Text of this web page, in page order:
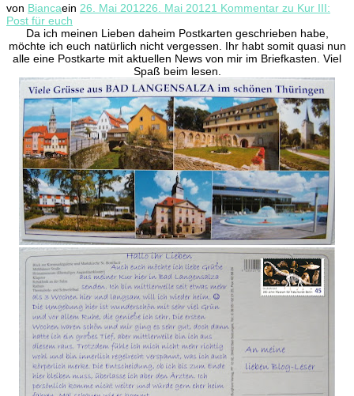
von Biancaein 26. Mai 201226. Mai 20121 Kommentar zu Kur III:
Post für euch
Da ich meinen Lieben daheim Postkarten geschrieben habe,
möchte ich euch natürlich nicht vergessen. Ihr habt somit quasi nun
alle eine Postkarte mit aktuellen News von mir im Briefkasten. Viel
Spaß beim lesen.